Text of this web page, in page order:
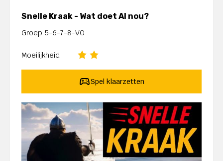
Snelle Kraak - Wat doet AI nou?
Groep 5-6-7-8-VO
Moeilijkheid
Spel klaarzetten